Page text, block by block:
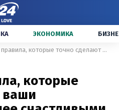
ЭКОНОМИКА
Золотые правила, которые точно сделают ваши отношения более счастливыми
которые
ваши